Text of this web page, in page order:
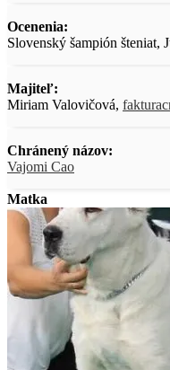
Ocenenia:
Slovenský šampión šteniat,
Majiteľ:
Miriam Valovičová,
Chránený názov:
Vajomi Cao
Matka